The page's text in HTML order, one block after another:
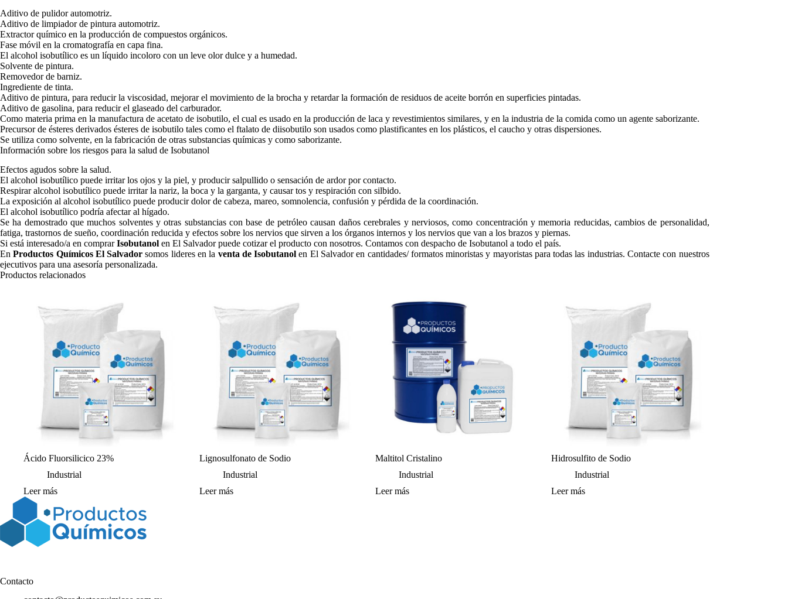
Aditivo de pulidor automotriz.
Aditivo de limpiador de pintura automotriz.
Extractor químico en la producción de compuestos orgánicos.
Fase móvil en la cromatografía en capa fina.
El alcohol isobutílico es un líquido incoloro con un leve olor dulce y a humedad.
Solvente de pintura.
Removedor de barniz.
Ingrediente de tinta.
Aditivo de pintura, para reducir la viscosidad, mejorar el movimiento de la brocha y retardar la formación de residuos de aceite borrón en superficies pintadas.
Aditivo de gasolina, para reducir el glaseado del carburador.
Como materia prima en la manufactura de acetato de isobutilo, el cual es usado en la producción de laca y revestimientos similares, y en la industria de la comida como un agente saborizante.
Precursor de ésteres derivados ésteres de isobutilo tales como el ftalato de diisobutilo son usados como plastificantes en los plásticos, el caucho y otras dispersiones.
Se utiliza como solvente, en la fabricación de otras substancias químicas y como saborizante.
Información sobre los riesgos para la salud de Isobutanol
Efectos agudos sobre la salud.
El alcohol isobutílico puede irritar los ojos y la piel, y producir salpullido o sensación de ardor por contacto.
Respirar alcohol isobutílico puede irritar la nariz, la boca y la garganta, y causar tos y respiración con silbido.
La exposición al alcohol isobutílico puede producir dolor de cabeza, mareo, somnolencia, confusión y pérdida de la coordinación.
El alcohol isobutílico podría afectar al hígado.
Se ha demostrado que muchos solventes y otras substancias con base de petróleo causan daños cerebrales y nerviosos, como concentración y memoria reducidas, cambios de personalidad,
fatiga, trastornos de sueño, coordinación reducida y efectos sobre los nervios que sirven a los órganos internos y los nervios que van a los brazos y piernas.
Si está interesado/a en comprarIsobutanol en El Salvador puede cotizar el producto con nosotros. Contamos con despacho de Isobutanol a todo el país.
EnProductos Químicos El Salvador somos lideres en la venta de Isobutanolen El Salvador en cantidades/ formatos minoristas y mayoristas para todas las industrias. Contacte con nuestros
ejecutivos para una asesoría personalizada.
Productos relacionados
Ácido Fluorsilicico 23%
Industrial
Leer más
Lignosulfonato de Sodio
Industrial
Leer más
Maltitol Cristalino
Industrial
Leer más
Hidrosulfito de Sodio
Industrial
Leer más
Contacto